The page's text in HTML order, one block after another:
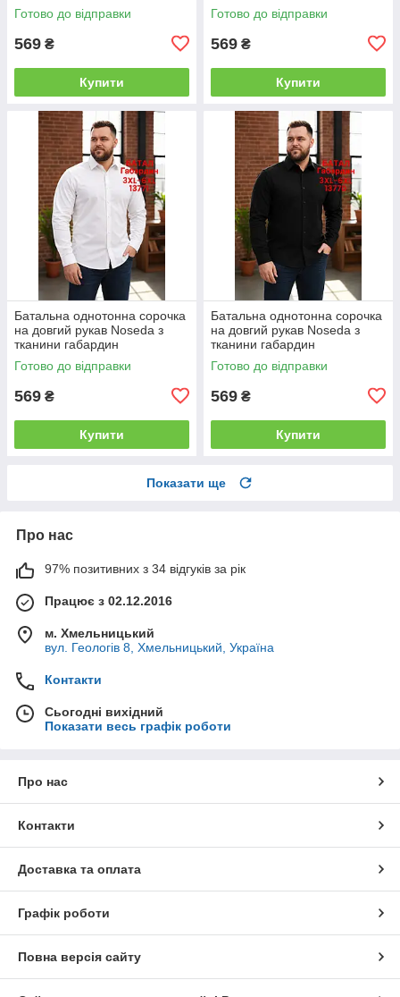
Готово до відправки
569 ₴
Купити
Готово до відправки
569 ₴
Купити
Батальна однотонна сорочка
на довгий рукав Noseda з
тканини габардин
Готово до відправки
569 ₴
Купити
Батальна однотонна сорочка
на довгий рукав Noseda з
тканини габардин
Готово до відправки
569 ₴
Купити
Показати ще
Про нас
97% позитивних з 34 відгуків за рік
Працює з 02.12.2016
м. Хмельницький
вул. Геологів 8, Хмельницький, Україна
Контакти
Сьогодні вихідний
Показати весь графік роботи
Про нас
Контакти
Доставка та оплата
Графік роботи
Повна версія сайту